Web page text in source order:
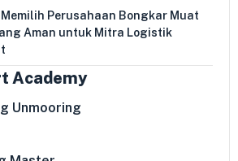
Perusahaan Bongkar Muat
Aman untuk Mitra Logistik
Academy
Unmooring